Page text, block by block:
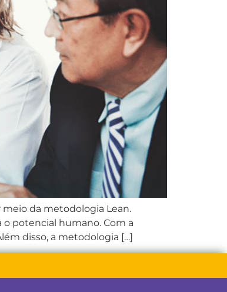
meio da metodologia Lean.
potencial humano. Com a
disso, a metodologia […]